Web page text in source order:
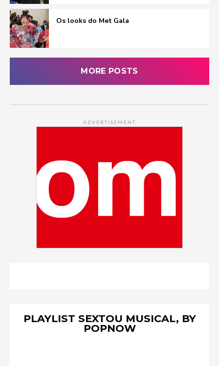
Os looks do Met Gala
MORE POSTS
ADVERTISEMENT
PLAYLIST SEXTOU MUSICAL, BY
POPNOW